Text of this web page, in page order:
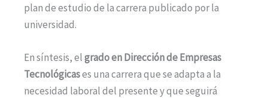
plan de estudio de la carrera publicado por la
universidad.
En síntesis, elgrado en Dirección de Empresas
Tecnológicases una carrera que se adapta a la
necesidad laboral del presente y que seguirá